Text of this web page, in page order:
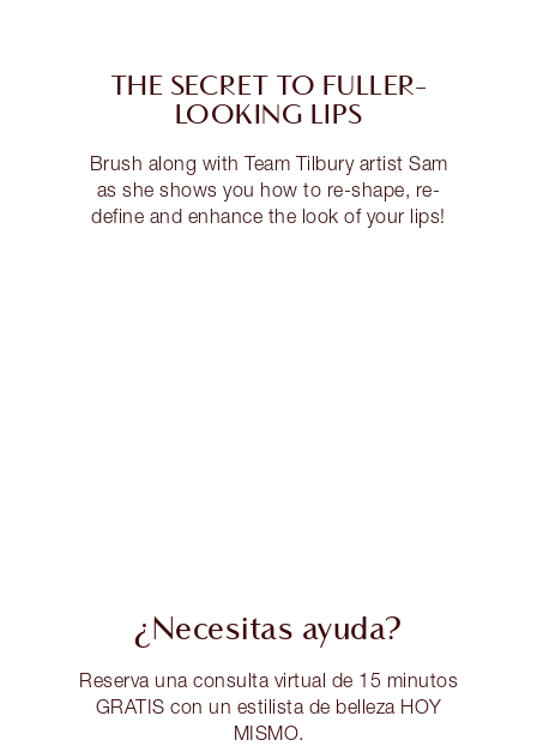
THE SECRET TO FULLER-
LOOKING LIPS
Brush along with Team Tilbury artist Sam
as she shows you how to re-shape, re-
define and enhance the look of your lips!
¿Necesitas ayuda?
Reserva una consulta virtual de 15 minutos
GRATIS con un estilista de belleza HOY
MISMO.